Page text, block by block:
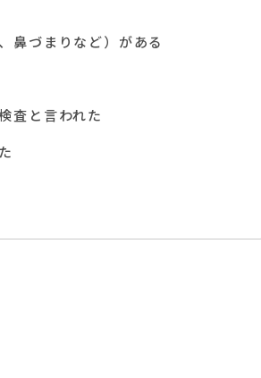
鼻づまりなど）がある
査と言われた